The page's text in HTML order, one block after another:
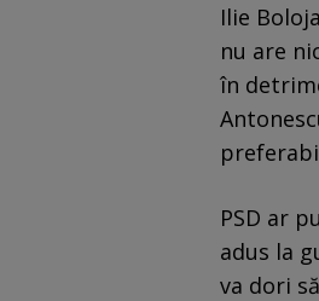
Ilie
nu are
în
PSD ar
adus la
va dori